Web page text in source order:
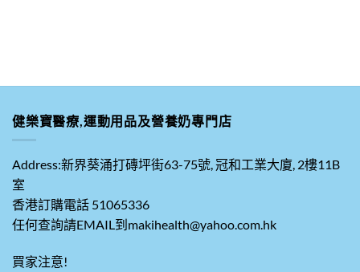
健樂寶醫療,運動用品及營養奶專門店
Address:新界葵涌打磚坪街63-75號, 冠和工業大廈, 2樓11B
室
香港訂購電話 51065336
任何查詢請EMAIL到makihealth@yahoo.com.hk
買家注意!